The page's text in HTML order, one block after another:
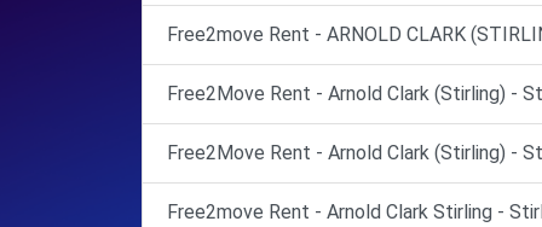
Free2move Rent - ARNOLD CLARK
Free2Move Rent - Arnold Clark (Stirling) -
Free2Move Rent - Arnold Clark (Stirling) -
Free2move Rent - Arnold Clark Stirling -